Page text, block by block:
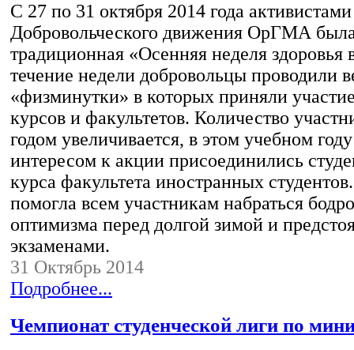
С 27 по 31 октября 2014 года активистами
Добровольческого движения ОрГМА
традиционная «Осенняя неделя
течение недели добровольцы проводили
«физминутки» в которых приняли
курсов и факультетов. Количество
годом увеличивается, в этом учебном
интересом к акции присоединились
курса факультета иностранных
помогла всем участникам набраться
оптимизма перед долгой зимой и
экзаменами.
31 Октябрь 2014
Подробнее...
Чемпионат студенческой лиги по